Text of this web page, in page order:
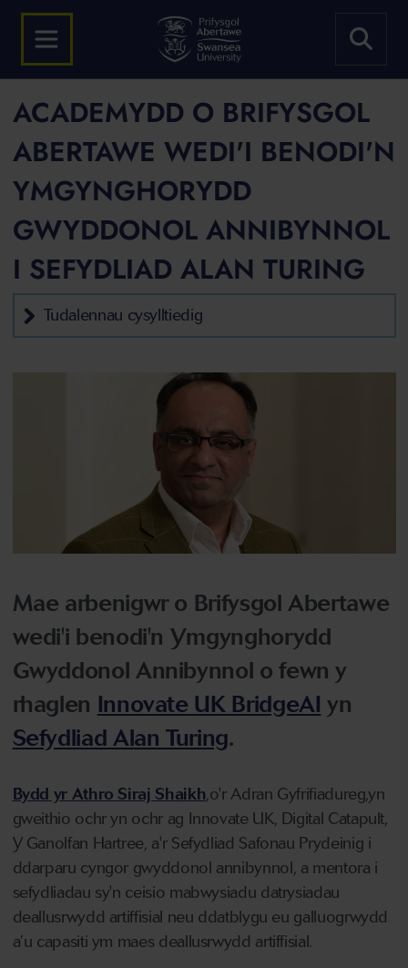
ACADEMYDD O BRIFYSGOL
ABERTAWE WEDI'I BENODI'N
YMGYNGHORYDD
GWYDDONOL ANNIBYNNOL
I SEFYDLIAD ALAN TURING
Tudalennau cysylltiedig
Mae arbenigwr o Brifysgol Abertawe
wedi'i benodi'n Ymgynghorydd
Gwyddonol Annibynnol o fewn y
rhaglen Innovate UK BridgeAI yn
Sefydliad Alan Turing.
Bydd yr Athro Siraj Shaikh,o'r Adran Gyfrifiadureg,yn
gweithio ochr yn ochr ag Innovate UK, Digital Catapult,
Y Ganolfan Hartree, a'r Sefydliad Safonau Prydeinig i
ddarparu cyngor gwyddonol annibynnol, a mentora i
sefydliadau sy'n ceisio mabwysiadu datrysiadau
deallusrwydd artiffisial neu ddatblygu eu galluogrwydd
a’u capasiti ym maes deallusrwydd artiffisial.